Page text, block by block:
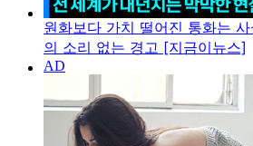
원화보다 가치 떨어진 통화는
의 소리 없는 경고 [지금이뉴스]